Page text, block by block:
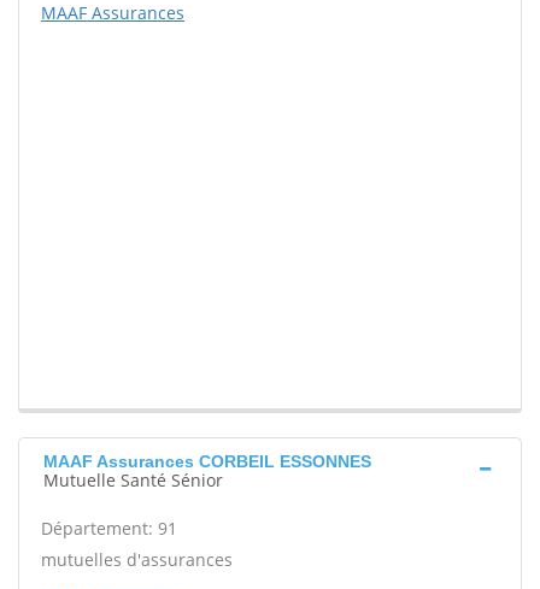
MAAF Assurances
MAAF Assurances CORBEIL ESSONNES
Mutuelle Santé Sénior
Département: 91
mutuelles d'assurances